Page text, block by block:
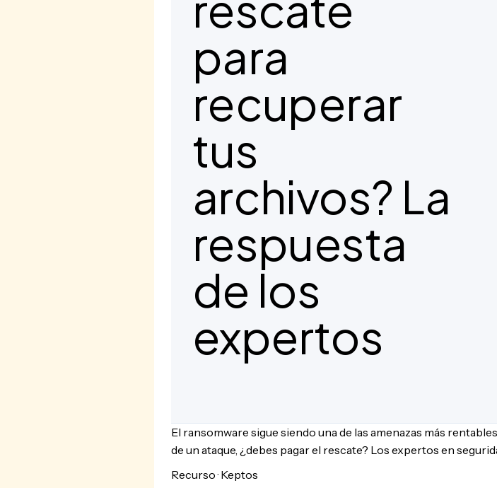
para
recuperar
tus
archivos? La
respuesta
de los
expertos
El ransomware sigue siendo una de las amenazas más
de un ataque, ¿debes pagar el rescate? Los expertos en
Recurso · Keptos